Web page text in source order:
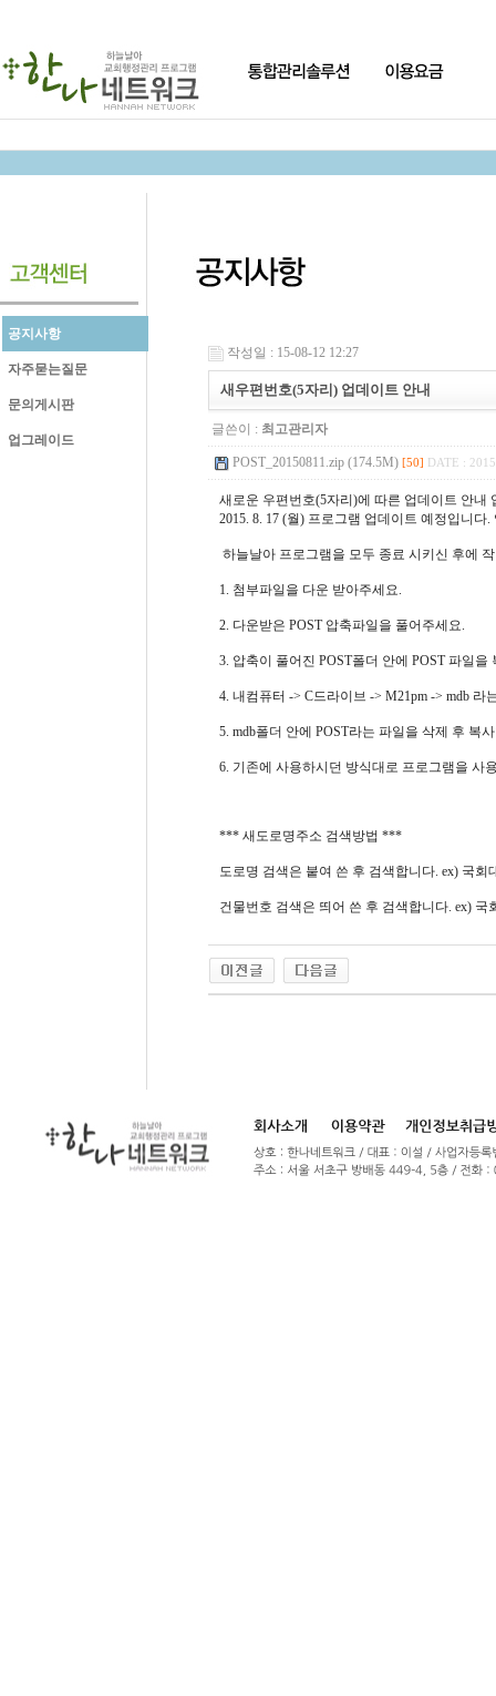
공지사항
자주묻는질문
문의게시판
업그레이드
작성일 : 15-08-12 12:27
새우편번호(5자리) 업데이트 안내
글쓴이 : 최고관리자
POST_20150811.zip (174.5M) [50] DATE :
새로운 우편번호(5자리)에 따른 업데이트 안내
2015. 8. 17 (월) 프로그램 업데이트 예정입니
하늘날아 프로그램을 모두 종료 시키신 후에
1. 첨부파일을 다운 받아주세요.
2. 다운받은 POST 압축파일을 풀어주세요.
3. 압축이 풀어진 POST폴더 안에 POST 파일을
4. 내컴퓨터 -> C드라이브 -> M21pm -> mdb 라
5. mdb폴더 안에 POST라는 파일을 삭제 후 복
6. 기존에 사용하시던 방식대로 프로그램을 사
*** 새도로명주소 검색방법 ***
도로명 검색은 붙여 쓴 후 검색합니다. ex) 국
건물번호 검색은 띄어 쓴 후 검색합니다. ex)